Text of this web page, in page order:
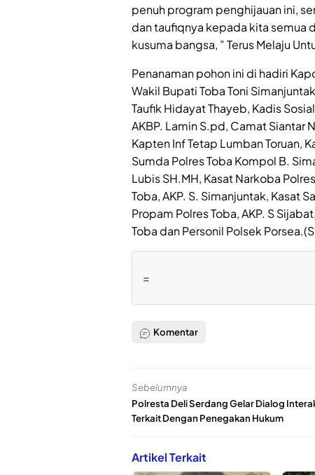
penuh program penghijauan ini,
dan taufiqnya kepada kita semua
kusuma bangsa, ” Terus Melaju
Penanaman pohon ini di hadiri
Wakil Bupati Toba Toni
Taufik Hidayat Thayeb, Kadis
AKBP. Lamin S.pd, Camat Siantar
Kapten Inf Tetap Lumban Toruan,
Sumda Polres Toba Kompol B.
Lubis SH.MH, Kasat Narkoba
Toba, AKP. S. Simanjuntak, Kasat
Propam Polres Toba, AKP. S
Toba dan Personil Polsek
=
Komentar
Sebelumnya
Polresta Deli Serdang Gelar Dialog
Terkait Dengan Penegakan Hukum
Artikel Terkait